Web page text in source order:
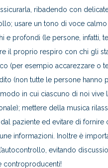
ribadendo con
usare un tono di voce calmo
e profondi (le persone, infatti,
il proprio respiro con chi gli
(per esempio accarezzare o
(non tutte le persone hanno
in cui ciascuno di noi vive
mettere della musica
paziente ed evitare di fornire
informazioni. Inoltre è
evitando
controproducenti!